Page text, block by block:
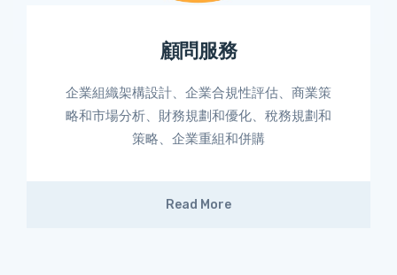
顧問服務
企業組織架構設計、企業合規性評估、商業策
略和市場分析、財務規劃和優化、稅務規劃和
策略、企業重組和併購
Read More